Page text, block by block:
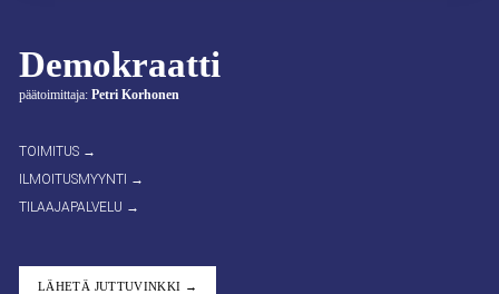
Demokraatti
päätoimittaja: Petri Korhonen
TOIMITUS →
ILMOITUSMYYNTI →
TILAAJAPALVELU →
LÄHETÄ JUTTUVINKKI →